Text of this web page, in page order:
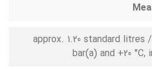
approx. 1.20 standard
bar(a) and +20